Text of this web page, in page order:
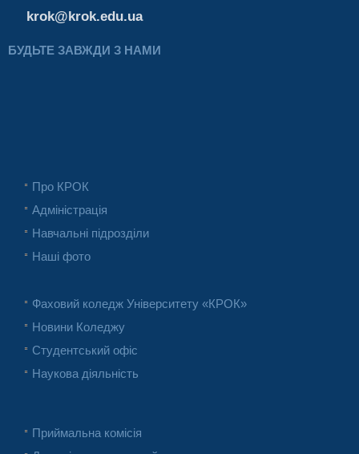
krok@krok.edu.ua
БУДЬТЕ ЗАВЖДИ З НАМИ
Про КРОК
Адміністрація
Навчальні підрозділи
Наші фото
Фаховий коледж Університету «КРОК»
Новини Коледжу
Студентський офіс
Наукова діяльність
Приймальна комісія